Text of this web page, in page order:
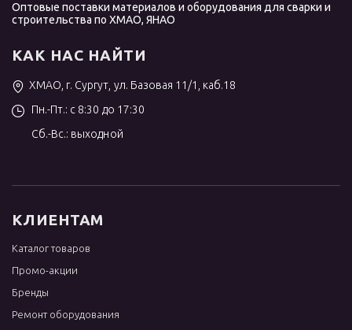
Оптовые поставки материалов и оборудования для сварки и
строительства по ХМАО, ЯНАО
КАК НАС НАЙТИ
ХМАО, г. Сургут, ул. Базовая 11/1, каб.18
Пн.-Пт.: с 8:30 до 17:30
Сб.-Вс.: выходной
КЛИЕНТАМ
Каталог товаров
Промо-акции
Бренды
Ремонт оборудования